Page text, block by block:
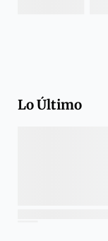
Lo Último